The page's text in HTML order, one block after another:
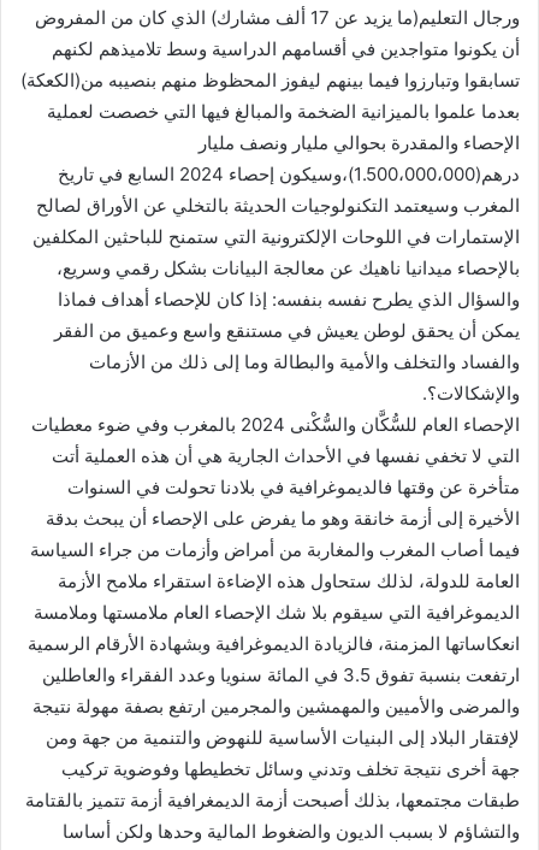
ورجال التعليم(ما يزيد عن 17 ألف مشارك) الذي كان من المفروض
أن يكونوا متواجدين في أقسامهم الدراسية وسط تلاميذهم لكنهم
تسابقوا وتبارزوا فيما بينهم ليفوز المحظوظ منهم بنصيبه من(الكعكة)
بعدما علموا بالميزانية الضخمة والمبالغ فيها التي خصصت لعملية
الإحصاء والمقدرة بحوالي مليار ونصف مليار
درهم(1.500،000،000)،وسيكون إحصاء 2024 السابع في تاريخ
المغرب وسيعتمد التكنولوجيات الحديثة بالتخلي عن الأوراق لصالح
الإستمارات في اللوحات الإلكترونية التي ستمنح للباحثين المكلفين
بالإحصاء ميدانيا ناهيك عن معالجة البيانات بشكل رقمي وسريع،
والسؤال الذي يطرح نفسه بنفسه: إذا كان للإحصاء أهداف فماذا
يمكن أن يحقق لوطن يعيش في مستنقع واسع وعميق من الفقر
والفساد والتخلف والأمية والبطالة وما إلى ذلك من الأزمات
والإشكالات؟.
الإحصاء العام للسُّكَّان والسُّكْنى 2024 بالمغرب وفي ضوء معطيات
التي لا تخفي نفسها في الأحداث الجارية هي أن هذه العملية أتت
متأخرة عن وقتها فالديموغرافية في بلادنا تحولت في السنوات
الأخيرة إلى أزمة خانقة وهو ما يفرض على الإحصاء أن يبحث بدقة
فيما أصاب المغرب والمغاربة من أمراض وأزمات من جراء السياسة
العامة للدولة، لذلك ستحاول هذه الإضاءة استقراء ملامح الأزمة
الديموغرافية التي سيقوم بلا شك الإحصاء العام ملامستها وملامسة
انعكاساتها المزمنة، فالزيادة الديموغرافية وبشهادة الأرقام الرسمية
ارتفعت بنسبة تفوق 3.5 في المائة سنويا وعدد الفقراء والعاطلين
والمرضى والأميين والمهمشين والمجرمين ارتفع بصفة مهولة نتيجة
لإفتقار البلاد إلى البنيات الأساسية للنهوض والتنمية من جهة ومن
جهة أخرى نتيجة تخلف وتدني وسائل تخطيطها وفوضوية تركيب
طبقات مجتمعها، بذلك أصبحت أزمة الديمغرافية أزمة تتميز بالقتامة
والتشاؤم لا بسبب الديون والضغوط المالية وحدها ولكن أساسا